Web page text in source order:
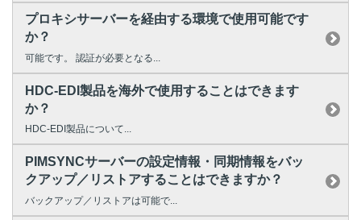
プロキシサーバーを経由する環境で使用可能です
か？
可能です。 認証が必要となる...
HDC-EDI製品を海外で使用することはできます
か？
HDC-EDI製品について...
PIMSYNCサーバーの設定情報・同期情報をバッ
クアップ／リストアすることはできますか？
バックアップ／リストアは可能で...